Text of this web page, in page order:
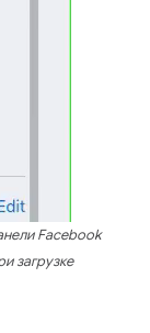
Facebook
загрузке